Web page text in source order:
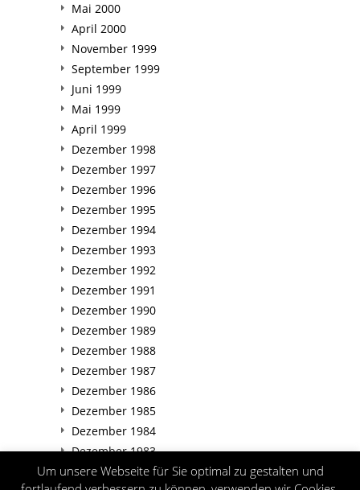
Mai 2000
April 2000
November 1999
September 1999
Juni 1999
Mai 1999
April 1999
Dezember 1998
Dezember 1997
Dezember 1996
Dezember 1995
Dezember 1994
Dezember 1993
Dezember 1992
Dezember 1991
Dezember 1990
Dezember 1989
Dezember 1988
Dezember 1987
Dezember 1986
Dezember 1985
Dezember 1984
Dezember 1983
Dezember 1982
Um unsere Webseite für Sie optimal zu gestalten und